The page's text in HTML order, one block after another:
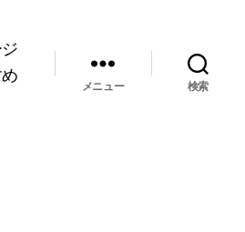
メニュー 検索